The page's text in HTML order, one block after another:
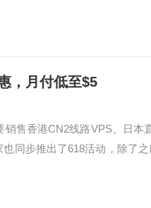
，月付低至$5
售香港CN2线路VPS、日本
同步推出了618活动，除了